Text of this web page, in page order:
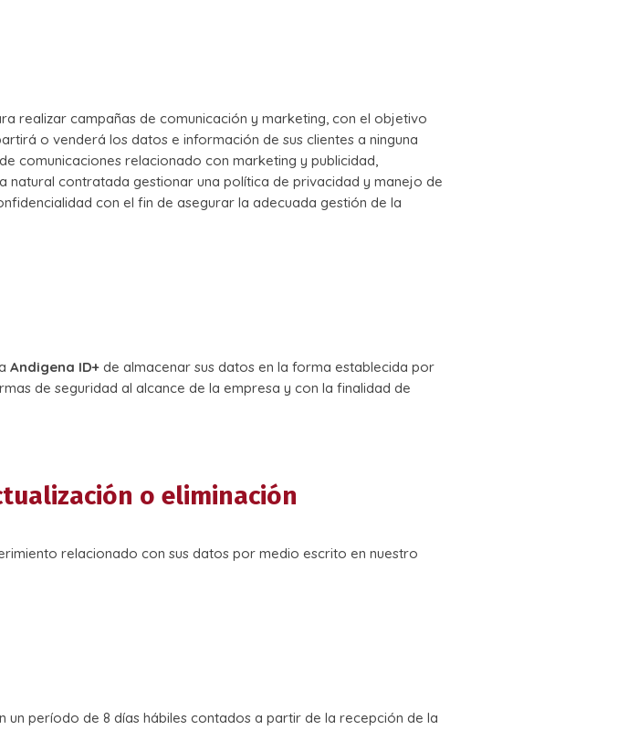
realizar campañas de comunicación y marketing, con el objetivo
o venderá los datos e información de sus clientes a ninguna
comunicaciones relacionado con marketing y publicidad,
contratada gestionar una política de privacidad y manejo de
con el fin de asegurar la adecuada gestión de la
Andigena ID+ de almacenar sus datos en la forma establecida por
de seguridad al alcance de la empresa y con la finalidad de
o eliminación
relacionado con sus datos por medio escrito en nuestro
un período de 8 días hábiles contados a partir de la recepción de la